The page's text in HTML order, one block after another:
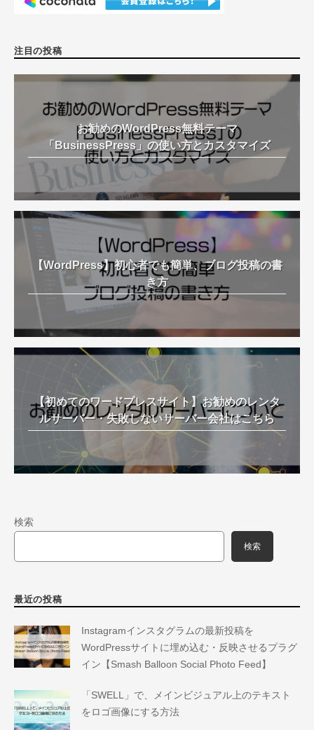
注目の投稿
お勧めのWordPress無料テーマ
「BusinessPress」の使い方とカスタマイズ
【WordPress】初心者でも簡単、ブログ投稿の書
き方
【初めてのワードプレスサイト】お勧めのレンタ
ルサーバー・失敗しないサーバー会社はこちら
検索
検索
最近の投稿
Instagramインスタグラムの最新投稿を
WordPressサイトに埋め込む・反映させるプラグ
イン【Smash Balloon Social Photo Feed】
「SWELL」で、メインビジュアル上のテキスト
をロゴ画像にする方法